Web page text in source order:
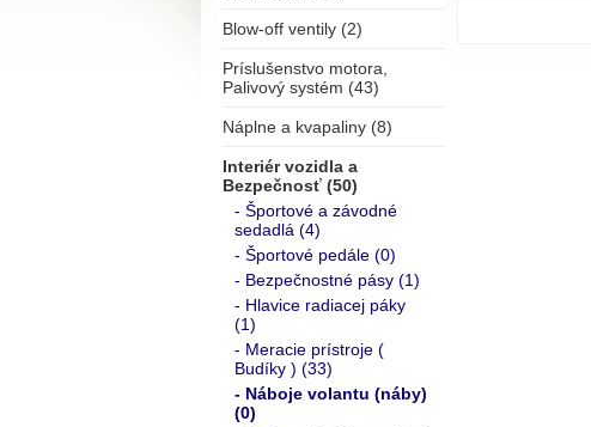
Blow-off ventily (2)
Príslušenstvo motora,
Palivový systém (43)
Náplne a kvapaliny (8)
Interiér vozidla a
Bezpečnosť (50)
- Športové a závodné
sedadlá (4)
- Športové pedále (0)
- Bezpečnostné pásy (1)
- Hlavice radiacej páky
(1)
- Meracie prístroje (
Budíky ) (33)
- Náboje volantu (náby)
(0)